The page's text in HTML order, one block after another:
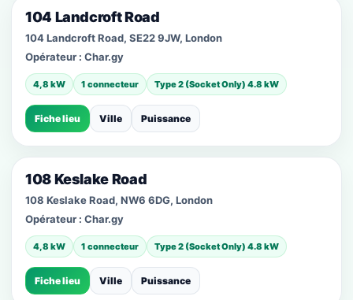
104 Landcroft Road
104 Landcroft Road, SE22 9JW, London
Opérateur : Char.gy
4,8 kW 1 connecteur Type 2 (Socket Only) 4.8 kW
Fiche lieu Ville Puissance
108 Keslake Road
108 Keslake Road, NW6 6DG, London
Opérateur : Char.gy
4,8 kW 1 connecteur Type 2 (Socket Only) 4.8 kW
Fiche lieu Ville Puissance